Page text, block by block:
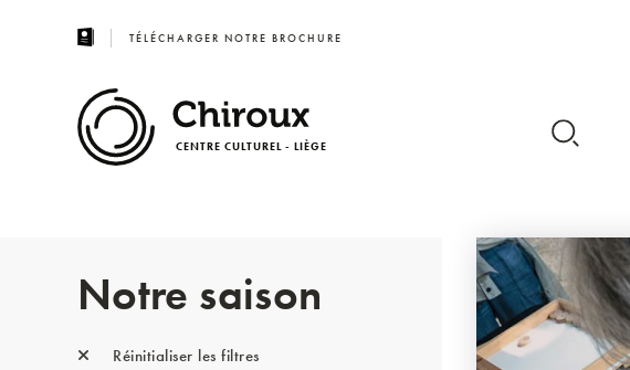
TÉLÉCHARGER NOTRE BROCHURE
CENTRE CULTUREL - LIÈGE
Notre saison
Réinitialiser les filtres